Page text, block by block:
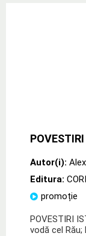
Autor(i):
Editura:
promoție
POVESTIRI
vodă cel Rău;